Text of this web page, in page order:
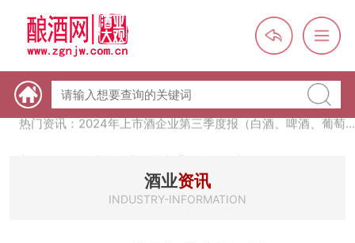
热门资讯：未来，传统酒类经销商群体会消失吗？
热门资讯：首批28个酒品牌入选中国消费名品，不仅仅是荣誉那
么简单
热门资讯：2024年上市酒企业第三季度报（白酒、啤酒、葡萄
酒业资讯
INDUSTRY-INFORMATION